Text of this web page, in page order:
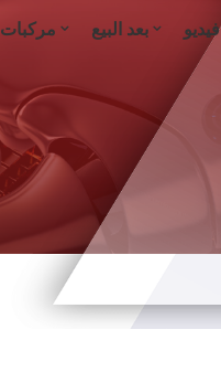
مركبات بعد البيع فيديو